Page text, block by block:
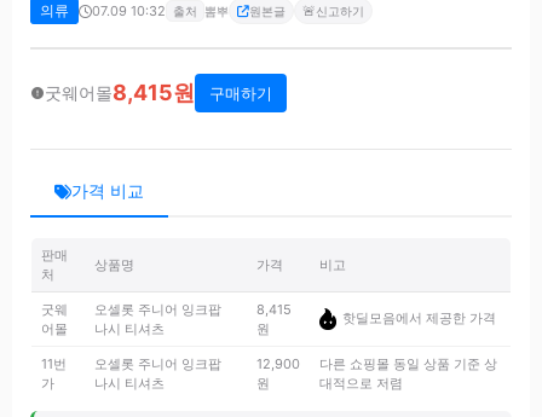
의류 07.09 10:32 출처 뽐뿌 원본글 🚨신고하기
굿웨어몰8,415원 구매하기
가격 비교
판매
처
상품명 가격 비고
굿웨
어몰
오셀롯 주니어 잉크팝
나시 티셔츠
8,415
원
핫딜모음에서 제공한 가격
11번
가
오셀롯 주니어 잉크팝
나시 티셔츠
12,900
원
다른 쇼핑몰 동일 상품 기준 상
대적으로 저렴